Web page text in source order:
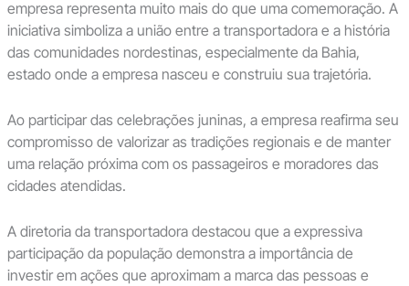
empresa representa muito mais do que uma comemoração. A
iniciativa simboliza a união entre a transportadora e a história
das comunidades nordestinas, especialmente da Bahia,
estado onde a empresa nasceu e construiu sua trajetória.
Ao participar das celebrações juninas, a empresa reafirma seu
compromisso de valorizar as tradições regionais e de manter
uma relação próxima com os passageiros e moradores das
cidades atendidas.
A diretoria da transportadora destacou que a expressiva
participação da população demonstra a importância de
investir em ações que aproximam a marca das pessoas e